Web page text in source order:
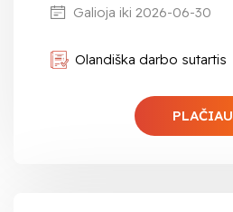
Galioja iki 2026-06-30
Olandiška darbo sutartis
PLAČIAU